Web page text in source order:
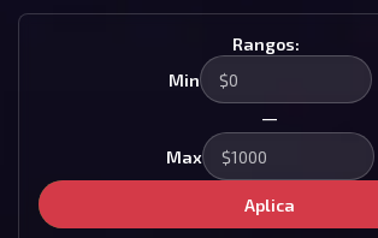
Rangos:
Min
—
Max
Aplica